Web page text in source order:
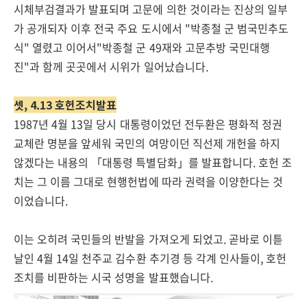
시체부검결과가 발표되며 고문에 의한 것이라는 진상의 일부
가 공개되자 이후 전국 주요 도시에서 "박종철 군 범국민추도
식" 열렸고 이어서"박종철 군 49재와 고문추방 국민대행
진"과 함께 곳곳에서 시위가 일어났습니다.
셋, 4.13 호헌조치발표
1987년 4월 13일 당시 대통령이었던 전두환은 평화적 정권
교체란 명분을 앞세워 국민의 여망이던 직선제 개헌을 하지
않겠다는 내용의 「대통령 특별담화」를 발표합니다. 호헌 조
치는 그 이름 그대로 현행헌법에 따라 권력을 이양한다는 것
이었습니다.
이는 오히려 국민들의 반발을 가져오게 되었고. 곧바로 이튿
날인 4월 14일 천주교 김수환 추기경 등 각계 인사들이, 호헌
조치를 비판하는 시국 성명을 발표했습니다.